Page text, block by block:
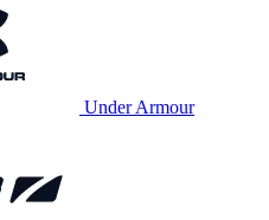
Under Armour